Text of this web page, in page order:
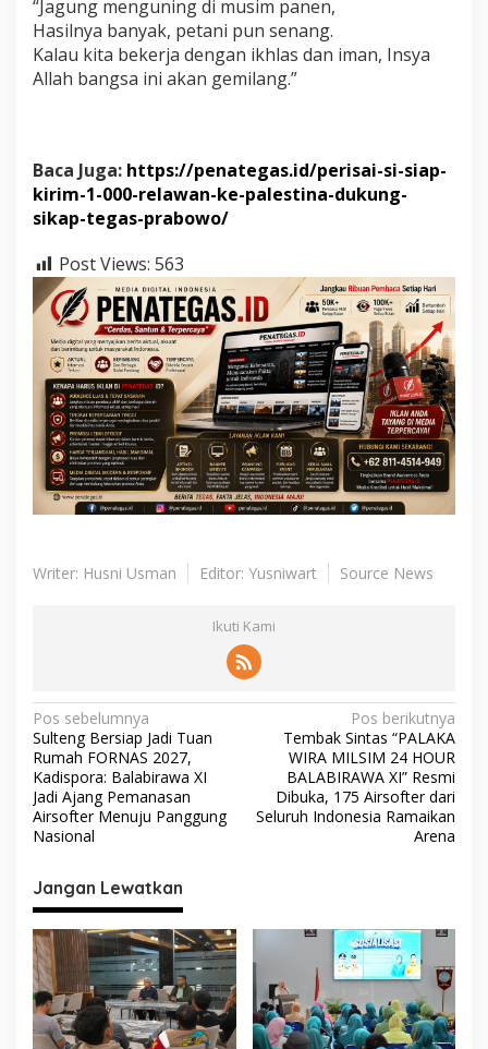
“Jagung menguning di musim panen,
Hasilnya banyak, petani pun senang.
Kalau kita bekerja dengan ikhlas dan iman, Insya
Allah bangsa ini akan gemilang.”
Baca Juga: https://penategas.id/perisai-si-siap-
kirim-1-000-relawan-ke-palestina-dukung-
sikap-tegas-prabowo/
Post Views: 563
Writer: Husni Usman Editor: Yusniwart Source News
Ikuti Kami
N
a
v
i
g
a
s
i
p
o
s
Pos sebelumnya
Sulteng Bersiap Jadi Tuan
Rumah FORNAS 2027,
Kadispora: Balabirawa XI
Jadi Ajang Pemanasan
Airsofter Menuju Panggung
Nasional
Pos berikutnya
Tembak Sintas “PALAKA
WIRA MILSIM 24 HOUR
BALABIRAWA XI” Resmi
Dibuka, 175 Airsofter dari
Seluruh Indonesia Ramaikan
Arena
Jangan Lewatkan